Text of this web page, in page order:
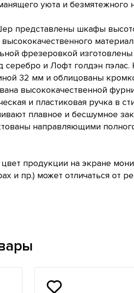
уюта и безмятежного
представлены шкафы
фрезеровкой
и Лофт голдэн
32 мм и облицованы
высококачественной
и пластиковая ручка в
плавное и бесшумное
направляющими
продукции на экране
и пр.) может отличаться от